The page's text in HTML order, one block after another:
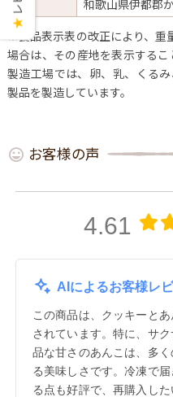
元
和歌山県伊都郡
※食品表示表の改正により、
場合は、その産地を表示するこ
製造工場では、卵、乳、くる
製品を製造しています。
お客様の声
4.61
AIによるお客様レ
この商品は、クッキーと
されています。特に、サ
品な甘さのあんこは、多
る美味しさです。冷凍で
る点も好評で、再購入し
★